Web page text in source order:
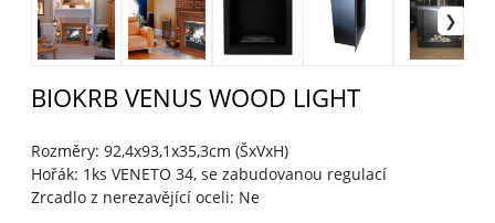
BIOKRB VENUS WOOD LIGHT
Rozměry: 92,4x93,1x35,3cm (ŠxVxH)
Hořák: 1ks VENETO 34, se zabudovanou regulací
Zrcadlo z nerezavějící oceli: Ne